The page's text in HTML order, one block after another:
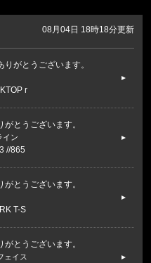
08月04日 18時18分更新
がとうございます。
r
とうございます。
イン
//865
とうございます。
T-S
とうございます。
ェイス